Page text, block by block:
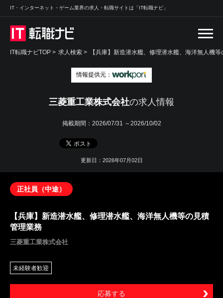
IT・インターネット・ゲーム業界の求人・転職サイトは「IT転職ナビ」
IT転職ナビTOP > 求人検索 > 【兵庫】新造潜水艦、修理潜水艦、海洋無人機
情報提供元：
三菱重工業株式会社の求人情報
掲載期間： 2026/07/31 ～2026/10/02
更新日：2026年07月02日
正社員（中途）
【兵庫】新造潜水艦、修理潜水艦、海洋無人機等の見積
管理業務
三菱重工業株式会社
未経験者歓迎
応募する